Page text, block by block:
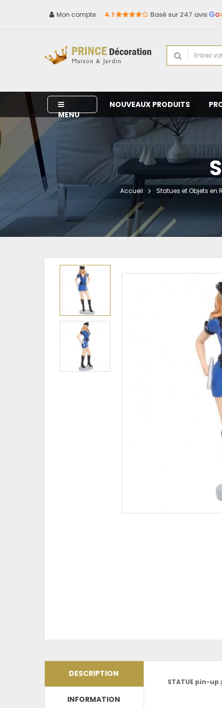
Mon compte 4.1 Basé sur 247 avis Go
MENU
NOUVEAUX PRODUITS
Accueil Statues et Objets en
DESCRIPTION
INFORMATION
STATUE pin-up